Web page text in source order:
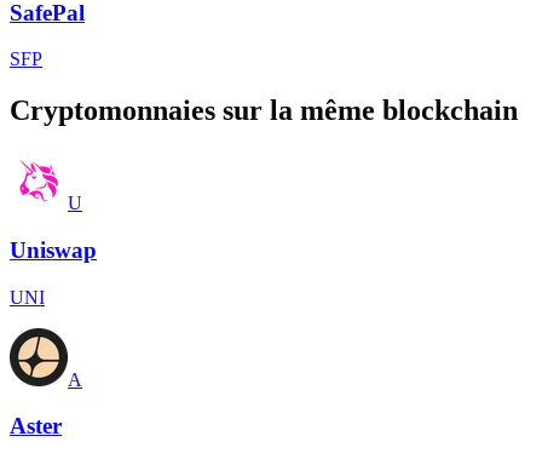
SafePal
SFP
Cryptomonnaies sur la même blockchain
U
Uniswap
UNI
A
Aster